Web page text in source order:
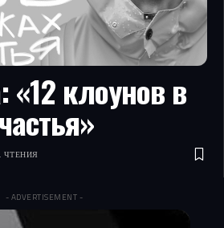
«12 клоунов в
ЧТЕНИЯ
- ADVERTISEMENT -